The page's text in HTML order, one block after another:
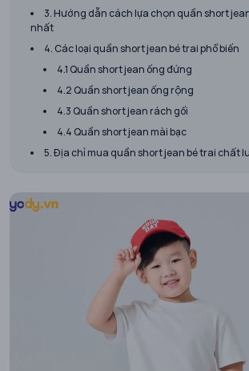
3. Hướng dẫn cách lựa chọn quần short
nhất
4. Các loại quần short jean bé trai phổ biến
4.1 Quần short jean ống đứng
4.2 Quần short jean ống rộng
4.3 Quần short jean rách gối
4.4 Quần short jean mài bạc
5. Địa chỉ mua quần short jean bé trai chất